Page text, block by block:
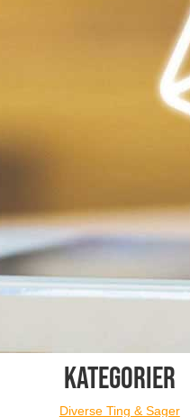
KATEGORIER
Diverse Ting & Sager